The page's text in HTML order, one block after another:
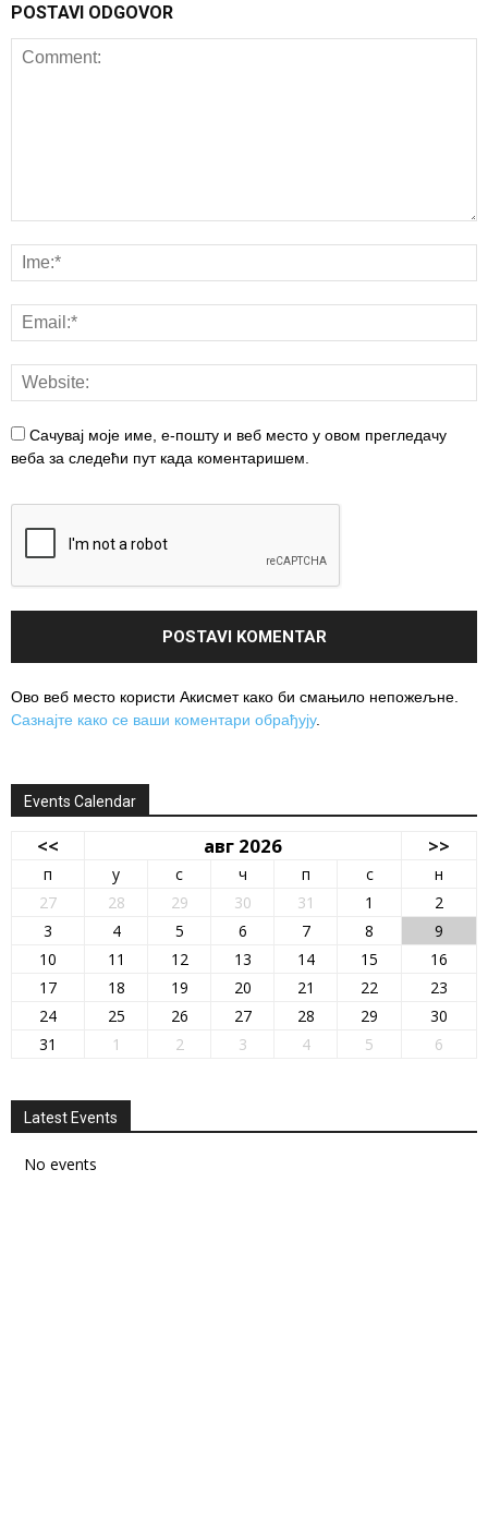
POSTAVI ODGOVOR
Сачувај моје име, е-пошту и веб место у овом прегледачу
веба за следећи пут када коментаришем.
Ово веб место користи Акисмет како би смањило непожељне.
Сазнајте како се ваши коментари обрађују.
Events Calendar
<< авг 2026 >>
п у с ч п с
н
27
28 29 30 31 1
2
3
4 5 6 7 8
9
10
11 12 13 14 15
16
17
18 19 20 21 22
23
24
25 26 27 28 29
30
31
1 2 3 4 5 6
Latest Events
No events